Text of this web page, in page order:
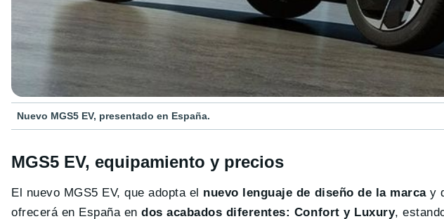
Nuevo MGS5 EV, presentado en España.
MGS5 EV, equipamiento y precios
El nuevo MGS5 EV, que adopta el nuevo lenguaje de diseño de la marcay
ofrecerá en España endos acabados diferentes: Confort y Luxury,